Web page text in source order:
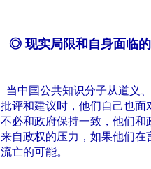
◎ 现实局限和自身面临
当中国公共知识分子从道义
批评和建议时，他们自己也
不必和政府保持一致，他们
来自政权的压力，如果他们
流亡的可能。